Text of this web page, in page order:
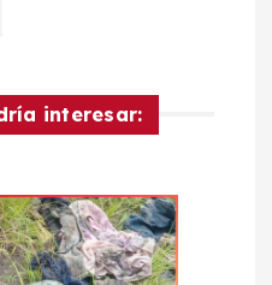
interesar: